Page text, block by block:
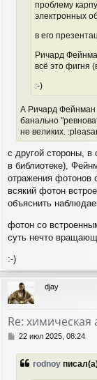
проблему
электронных
в его
Ричард
всё это фигня
:-)
А Ричард Фейнман
банально
не великих.
с другой стороны, в
в библиотеке),
отражения фотонов
всякий фотон
объяснить
фотон со
суть нечто
:-)
djay
Re: химическая
С
о
22 июл 2025, 08:24
rodnoy